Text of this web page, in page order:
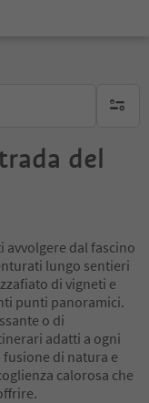
del
avvolgere dal fascino
lungo sentieri
di vigneti e
punti panoramici.
o di
adatti a ogni
di natura e
calorosa che